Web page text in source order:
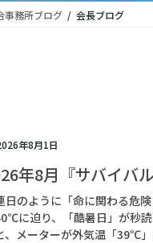
務所ブログ 会長ブログ
年8月1日
年8月『サバイバ
のように「命に関わる危
に迫り、「酷暑日」が秒
、メーターが外気温「39℃